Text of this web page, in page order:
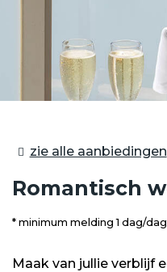
zie alle aanbiedingen
Romantisch
minimum melding 1 dag/
Maak van jullie verblijf